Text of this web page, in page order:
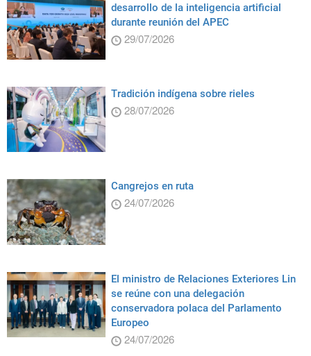
desarrollo de la inteligencia artificial
durante reunión del APEC
29/07/2026
Tradición indígena sobre rieles
28/07/2026
Cangrejos en ruta
24/07/2026
El ministro de Relaciones Exteriores Lin
se reúne con una delegación
conservadora polaca del Parlamento
Europeo
24/07/2026